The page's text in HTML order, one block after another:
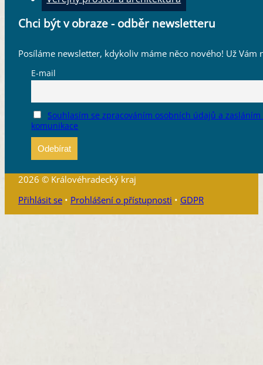
Chci být v obraze - odběr newsletteru
Posíláme newsletter, kdykoliv máme něco nového! Už Vám
E-mail
Souhlasím se zpracováním osobních údajů a
komunikace
2026 © Královéhradecký kraj
Přihlásit se• Prohlášení o přístupnosti • GDPR